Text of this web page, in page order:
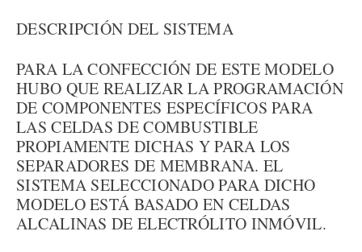
DESCRIPCIÓN DEL SISTEMA
PARA LA CONFECCIÓN DE ESTE MODELO
HUBO QUE REALIZAR LA PROGRAMACIÓN
DE COMPONENTES ESPECÍFICOS PARA
LAS CELDAS DE COMBUSTIBLE
PROPIAMENTE DICHAS Y PARA LOS
SEPARADORES DE MEMBRANA. EL
SISTEMA SELECCIONADO PARA DICHO
MODELO ESTÁ BASADO EN CELDAS
ALCALINAS DE ELECTRÓLITO INMÓVIL.